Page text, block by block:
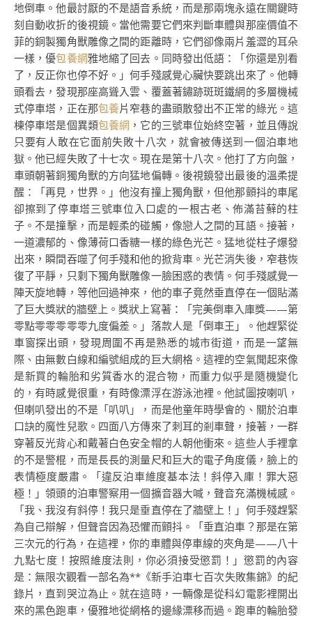
地倒車。他最討厭的不是語音系統，而是那兩塊永遠在關鍵時
刻自動收折的後視鏡。當他需要它們來判斷車體與那座價值不
菲的銅製獨角獸雕像之間的距離時，它們卻像兩片羞澀的耳朵
一樣，優包養網雅地縮了回去。同時發出低語：「你還是別看
了，反正你也停不好。」何手殘感覺心臟快要跳出來了。他轉
頭看去，發現那座高聳入雲、覆蓋著鏽跡斑斑鐵網的多層機械
式停車塔，正在那包養片窄巷的盡頭散發出不正常的綠光。這
棟停車塔是個異類包養網 ，它的三號車位始終空著，並且傳說
只要有人敢在它面前失敗十八次，就會被傳送到一個泊車地
獄。他已經失敗了十七次。現在是第十八次。他打了方向盤，
車頭朝著銅獨角獸的方向猛地偏轉。後視鏡發出最後的溫柔提
醒：「再見，世界。」他沒有撞上獨角獸，但他那顫抖的車尾
卻擦到了停車塔三號車位入口處的一根古老、佈滿苔蘚的柱
子。不是撞擊，而是輕柔的碰觸，像戀人之間的耳語。接著，
一道濃郁的、像薄荷口香糖一樣的綠色光芒。猛地從柱子爆發
出來，瞬間吞噬了何手殘和他的掀背車。光芒消失後，窄巷恢
復了平靜，只剩下獨角獸雕像一臉困惑的表情。何手殘感覺一
陣天旋地轉，等他回過神來，他的車子竟然垂直停在一個貼滿
了巨大獎狀的牆壁上。獎狀上寫著：「完美倒車入庫獎——第
零點零零零零零九度偏差。」落款人是「倒車王」。他趕緊從
車窗探出頭，發現周圍不再是熟悉的城市街道，而是一望無
際、由無數白線和編號組成的巨大網格。這裡的空氣聞起來像
是新買的輪胎和劣質香水的混合物，而重力似乎是隨機變化
的，有時感覺很重，有時像漂浮在游泳池裡。他試圖按喇叭，
但喇叭發出的不是「叭叭」，而是他童年時學會的、關於泊車
口訣的魔性兒歌。四面八方傳來了刺耳的剎車聲，接著，一群
穿著反光背心和戴著白色安全帽的人朝他衝來。這些人手裡拿
的不是警棍，而是長長的測量尺和巨大的電子角度儀，臉上的
表情極度嚴肅。「違反泊車維度基本法！斜停入庫！罪大惡
極！」領頭的泊車警察用一個擴音器大喊，聲音充滿機械感。
「我、我沒有斜停！我只是垂直停在了牆壁上！」何手殘趕緊
為自己辯解，但聲音因為恐懼而顫抖。「垂直泊車？那是在第
三次元的行為，在這裡，你的車體與停車線的夾角是——八十
九點七度！按照維度法則，你必須接受懲罰！」懲罰的內容
是：無限次觀看一部名為**《新手泊車七百次失敗集錦》的紀
錄片，直到哭泣為止。就在這時，一輛像是從科幻電影裡開出
來的黑色跑車，優雅地從網格的邊緣漂移而過。跑車的輪胎發